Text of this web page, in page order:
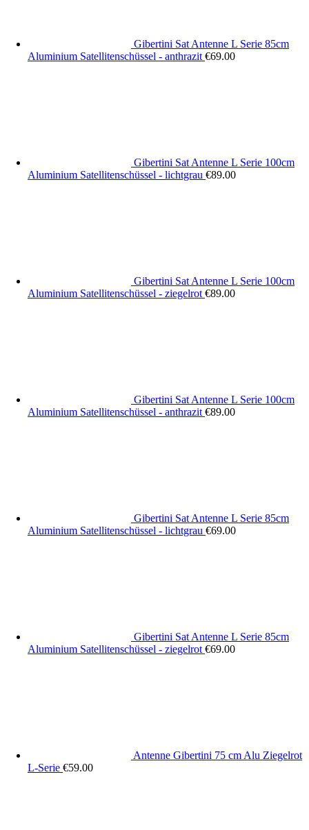
Gibertini Sat Antenne L Serie 85cm
Aluminium Satellitenschüssel - anthrazit €69.00
Gibertini Sat Antenne L Serie 100cm
Aluminium Satellitenschüssel - lichtgrau €89.00
Gibertini Sat Antenne L Serie 100cm
Aluminium Satellitenschüssel - ziegelrot €89.00
Gibertini Sat Antenne L Serie 100cm
Aluminium Satellitenschüssel - anthrazit €89.00
Gibertini Sat Antenne L Serie 85cm
Aluminium Satellitenschüssel - lichtgrau €69.00
Gibertini Sat Antenne L Serie 85cm
Aluminium Satellitenschüssel - ziegelrot €69.00
Antenne Gibertini 75 cm Alu Ziegelrot
L-Serie €59.00